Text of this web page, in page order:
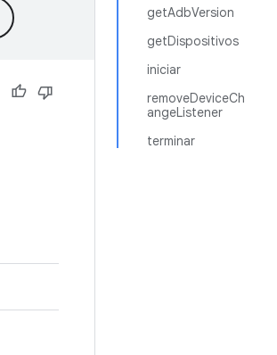
getAdbVersion
getDispositivos
iniciar
removeDeviceCh
angeListener
terminar